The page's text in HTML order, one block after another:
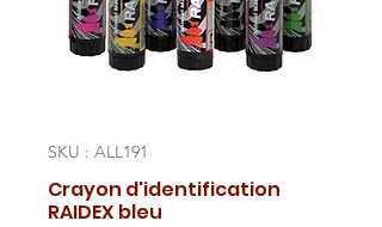
SKU : ALL191
Crayon d'identification
RAIDEX bleu